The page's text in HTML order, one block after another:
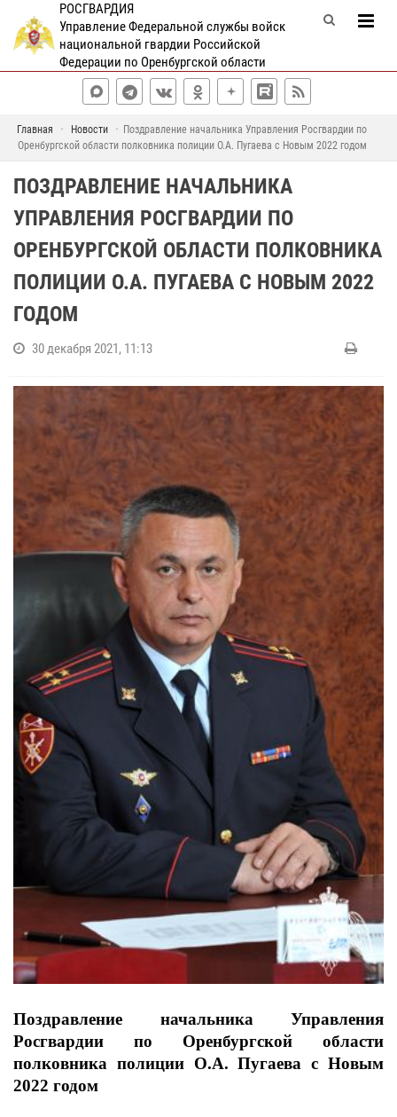
РОСГВАРДИЯ
Управление Федеральной службы войск
национальной гвардии Российской
Федерации по Оренбургской области
Главная Новости
Поздравление начальника Управления Росгвардии по
Оренбургской области полковника полиции О.А. Пугаева с Новым 2022 годом
ПОЗДРАВЛЕНИЕ НАЧАЛЬНИКА
УПРАВЛЕНИЯ РОСГВАРДИИ ПО
ОРЕНБУРГСКОЙ ОБЛАСТИ ПОЛКОВНИКА
ПОЛИЦИИ О.А. ПУГАЕВА С НОВЫМ 2022
ГОДОМ
30 декабря 2021, 11:13
Поздравление начальника Управления
Росгвардии по Оренбургской области
полковника полиции О.А. Пугаева с Новым
2022 годом